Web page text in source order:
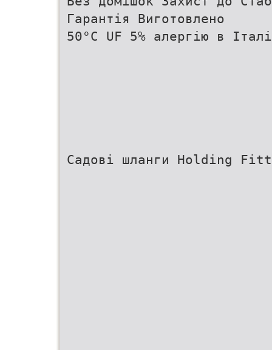
Гарантія Виготовлено
50°С UF 5% алергію в
Садові шланги Holding